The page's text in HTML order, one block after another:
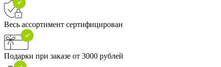
Весь ассортимент сертифицирован
Подарки при заказе от 3000 рублей